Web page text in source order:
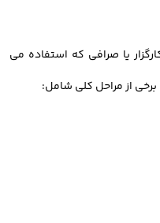
در تغییر قیمت ارزهای
یا صرافی که استفاده می
برخی از مراحل کلی شامل: